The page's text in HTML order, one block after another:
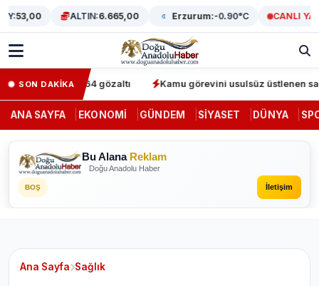
53,00 ALTIN:6.665,00 Erzurum:-0.90°C CANLI YAYIN
SON DAKİKA64 gözaltı Kamu görevini usulsüz üstlenen
ANA SAYFA EKONOMI GÜNDEM SIYASET DÜNYA
Bu Alana Reklam
Doğu Anadolu Haber
BOŞ İletişim
Ana Sayfa Sağlık